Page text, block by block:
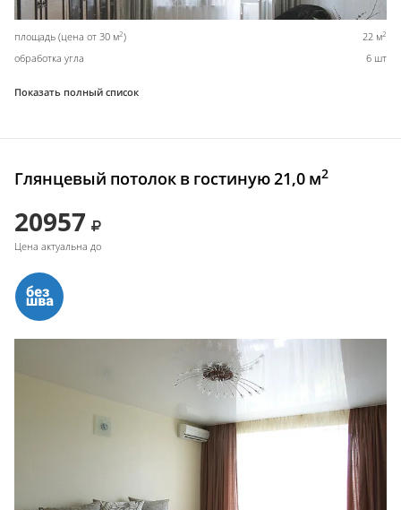
площадь (цена от 30 м2) 22 м2
обработка угла 6 шт
Показать полный список
Глянцевый потолок в гостиную 21,0 м2
20957
Цена актуальна до